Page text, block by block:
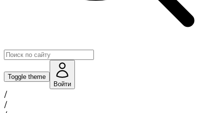
Toggle theme
Войти
/
/